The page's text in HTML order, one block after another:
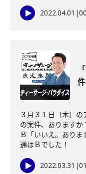
2022.04.01 |
３月３１日（木）
の案件、あります
Ｂ「いいえ。あり
通はＢでした！
2022.03.31 |